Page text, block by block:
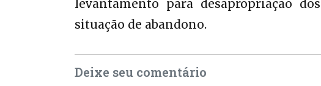
levantamento para desapropriação
situação de abandono.
Deixe seu comentário